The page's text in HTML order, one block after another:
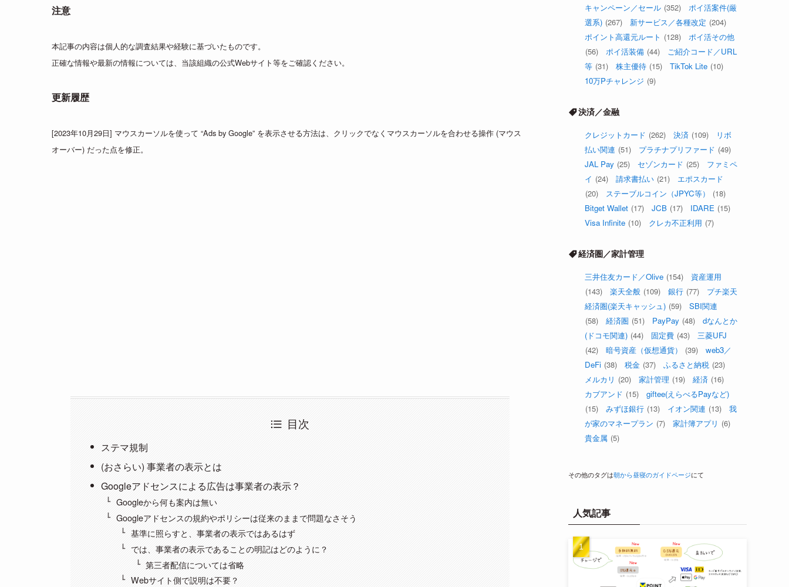
注意
本記事の内容は個人的な調査結果や経験に基づいたものです。
正確な情報や最新の情報については、当該組織の公式Webサイト等をご確認ください。
更新履歴
[2023年10月29日] マウスカーソルを使って “Ads by Google” を表示させる方法は、クリックでなくマウスカーソルを合わせる操作 (マウス
オーバー) だった点を修正。
目次
ステマ規制
(おさらい) 事業者の表示とは
Googleアドセンスによる広告は事業者の表示？
Googleから何も案内は無い
Googleアドセンスの規約やポリシーは従来のままで問題なさそう
基準に照らすと、事業者の表示ではあるはず
では、事業者の表示であることの明記はどのように？
第三者配信については省略
Webサイト側で説明は不要？
キャンペーン／セール (352)
ポイ活案件(厳
選系) (267) 新サービス／各種改定 (204)
ポイント高還元ルート (128)
ポイ活その他
(56)
ポイ活装備 (44)
ご紹介コード／URL
等 (31) 株主優待 (15) TikTok Lite (10)
10万Pチャレンジ (9)
決済／金融
クレジットカード (262) 決済 (109)
リボ
払い関連 (51) プラチナプリファード (49)
JAL Pay (25) セゾンカード (25)
ファミペ
イ (24) 請求書払い (21)
エポスカード
(20)
ステーブルコイン（JPYC等）
(18)
Bitget Wallet (17) JCB (17) IDARE (15)
Visa Infinite (10) クレカ不正利用 (7)
経済圏／家計管理
三井住友カード／Olive (154)
資産運用
(143)
楽天全般 (109) 銀行 (77)
プチ楽天
経済圏(楽天キャッシュ) (59)
SBI関連
(58)
経済圏 (51) PayPay (48)
dなんとか
(ドコモ関連) (44) 固定費 (43)
三菱UFJ
(42)
暗号資産（仮想通貨） (39)
web3／
DeFi (38) 税金 (37) ふるさと納税 (23)
メルカリ (20) 家計管理 (19) 経済 (16)
カブアンド (15)
giftee(えらべるPayなど)
(15)
みずほ銀行 (13) イオン関連 (13)
我
が家のマネープラン (7) 家計簿アプリ (6)
貴金属 (5)
その他のタグは朝から昼寝のガイドページにて
人気記事